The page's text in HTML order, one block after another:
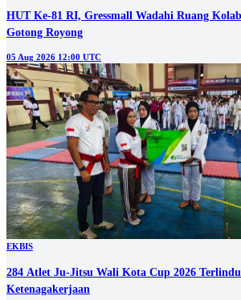
HUT Ke-81 RI, Gressmall Wadahi Ruang
Gotong Royong
05 Aug 2026 12:00 UTC
EKBIS
284 Atlet Ju-Jitsu Wali Kota Cup 2026
Ketenagakerjaan